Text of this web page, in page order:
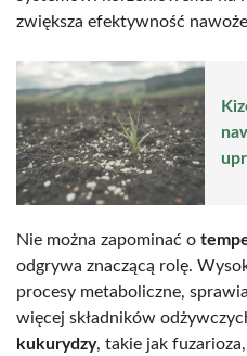
zwiększa efektywność
Nie można zapominać o
odgrywa znaczącą rolę.
procesy metaboliczne,
więcej składników
kukurydzy, takie jak